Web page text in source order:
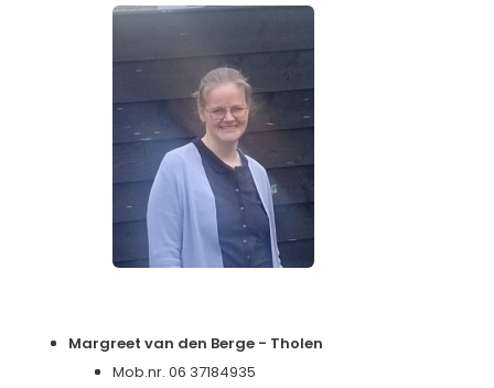
Margreet van den Berge - Tholen
Mob.nr. 06 37184935